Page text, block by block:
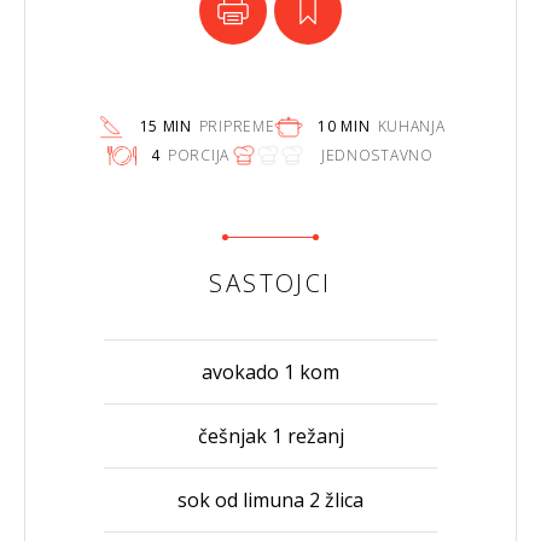
15 MIN PRIPREME 10 MIN KUHANJA
4 PORCIJA JEDNOSTAVNO
SASTOJCI
avokado 1 kom
češnjak 1 režanj
sok od limuna 2 žlica